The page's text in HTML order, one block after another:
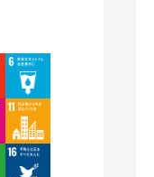
Image
Image
Image